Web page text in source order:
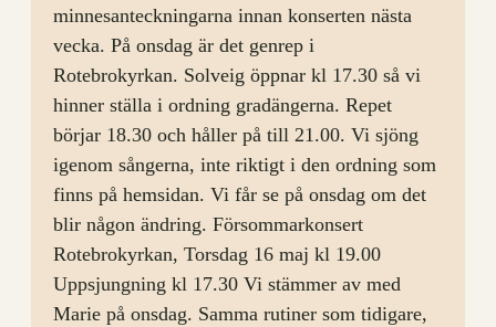
augusti
minnesanteckningarna innan konserten nästa
vecka. På onsdag är det genrep i
Rotebrokyrkan. Solveig öppnar kl 17.30 så vi
hinner ställa i ordning gradängerna. Repet
börjar 18.30 och håller på till 21.00. Vi sjöng
igenom sångerna, inte riktigt i den ordning som
finns på hemsidan. Vi får se på onsdag om det
blir någon ändring. Försommarkonsert
Rotebrokyrkan, Torsdag 16 maj kl 19.00
Uppsjungning kl 17.30 Vi stämmer av med
Marie på onsdag. Samma rutiner som tidigare,